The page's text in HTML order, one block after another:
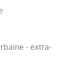
- extra-